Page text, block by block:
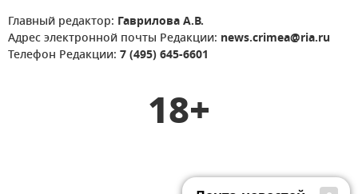
Главный редактор: Гаврилова А.В.
Адрес электронной почты Редакции: news.crimea@ria.ru
Телефон Редакции: 7 (495) 645-6601
18+